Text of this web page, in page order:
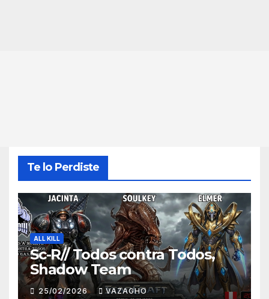
Te lo Perdiste
ALL KILL
Sc-R// Todos contra Todos,
Shadow Team
25/02/2026 VAZAGHO